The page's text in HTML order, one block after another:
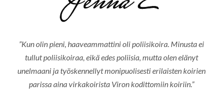
”Kun olin pieni, haaveammattini oli poliisikoira. Minusta ei
tullut poliisikoiraa, eikä edes poliisia, mutta olen elänyt
unelmaani ja työskennellyt monipuolisesti erilaisten koirien
parissa aina virkakoirista Viron kodittomiin koiriin.”